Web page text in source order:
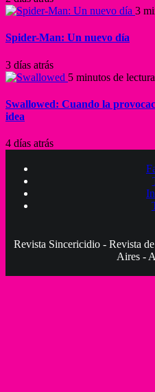
3
Spider-Man: Un nuevo día
3 días atrás
5 minutos de lectura
Swallowed: Cuando la
idea
4 días atrás
Revista Sincericidio - Revista
Aires -